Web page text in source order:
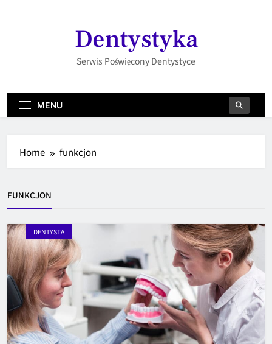
Dentystyka
Serwis Poświęcony Dentystyce
MENU
Home funkcjon
FUNKCJON
DENTYSTA